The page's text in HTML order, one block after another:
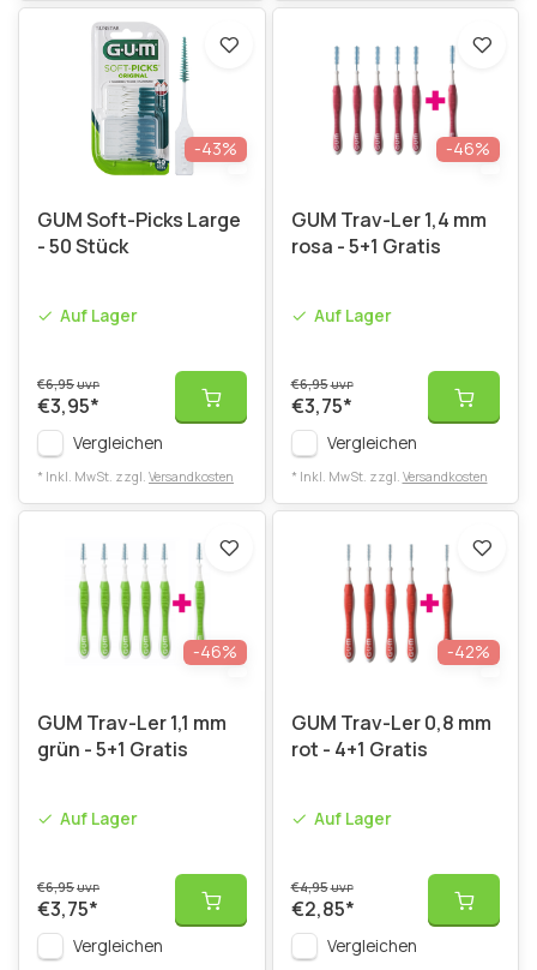
-43%
GUM Soft-Picks Large
- 50 Stück
Auf Lager
€6,95UVP
€3,95*
Vergleichen
* Inkl. MwSt. zzgl. Versandkosten
-46%
GUM Trav-Ler 1,4 mm
rosa - 5+1 Gratis
Auf Lager
€6,95UVP
€3,75*
Vergleichen
* Inkl. MwSt. zzgl. Versandkosten
-46%
GUM Trav-Ler 1,1 mm
grün - 5+1 Gratis
Auf Lager
€6,95UVP
€3,75*
Vergleichen
-42%
GUM Trav-Ler 0,8 mm
rot - 4+1 Gratis
Auf Lager
€4,95UVP
€2,85*
Vergleichen